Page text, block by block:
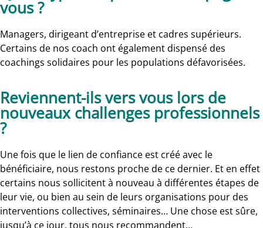
vous ?
Managers, dirigeant d’entreprise et cadres supérieurs.
Certains de nos coach ont également dispensé des
coachings solidaires pour les populations défavorisées.
Reviennent-ils vers vous lors de
nouveaux challenges professionnels
?
Une fois que le lien de confiance est créé avec le
bénéficiaire, nous restons proche de ce dernier. Et en effet
certains nous sollicitent à nouveau à différentes étapes de
leur vie, ou bien au sein de leurs organisations pour des
interventions collectives, séminaires… Une chose est sûre,
jusqu’à ce jour, tous nous recommandent…